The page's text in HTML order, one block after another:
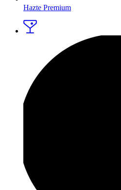
Hazte Premium